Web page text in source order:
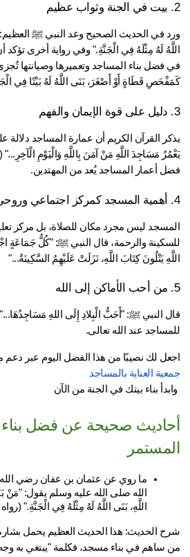
قَطَاةٍ أَوْ أَصْغَرَ، بَنَى اللَّهُ لَهُ بَيْتًا فِي الْجَنَّةِ."
أعمار المساجد يُعد من المهتدين.
يَتْلُونَ كِتَابَ اللَّهِ، نَزَلَتْ عَلَيْهِمُ السَّكِينَةُ..."
عند الله تعالى.
لك نصيبًا من هذا الفضل اليوم عبر دعم
العناية بالمساجد
بناء بيتك في الجنة من الآن
اللَّهِ، بَنَى اللَّهُ لَهُ مِثْلَهُ فِي الْجَنَّةِ." (رواه